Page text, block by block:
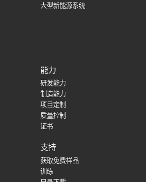
大型新能源系统
能力
研发能力
制造能力
项目定制
质量控制
证书
支持
获取免费样品
训练